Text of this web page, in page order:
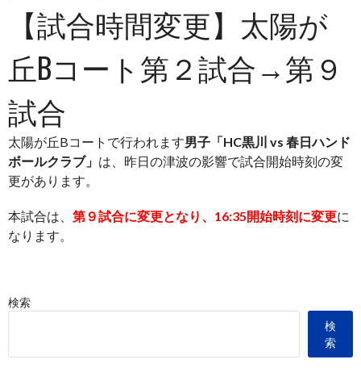
【試合時間変更】太陽が
丘Bコート第２試合→第９
試合
太陽が丘Bコートで行われます男子「HC黒川 vs 春日ハンド
ボールクラブ」 は、昨日の津波の影響で試合開始時刻の変
更があります。
本試合は、 第９試合に変更となり、16:35開始時刻に変更に
なります。
検索
検
索